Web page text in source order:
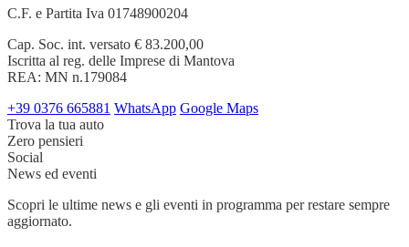
C.F. e Partita Iva 01748900204
Cap. Soc. int. versato € 83.200,00
Iscritta al reg. delle Imprese di Mantova
REA: MN n.179084
+39 0376 665881 WhatsApp Google Maps
Trova la tua auto
Zero pensieri
Social
News ed eventi
Scopri le ultime news e gli eventi in programma per restare sempre
aggiornato.